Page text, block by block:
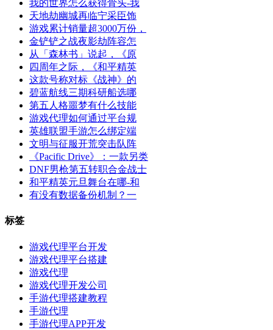
我的世界怎么获得骨头-我
天地劫幽城再临宁采臣饰
游戏累计销量超3000万份，
金铲铲之战夜影劫阵容怎
从「森林书」说起，《原
四周年之际，《和平精英
这款号称对标《战神》的
碧蓝航线三期科研船选哪
第五人格噩梦有什么技能
游戏代理如何通过平台规
英雄联盟手游怎么绑定端
文明与征服开荒突击队阵
《Pacific Drive》：一款另类
DNF男枪第五转职合金战士
和平精英元旦舞台在哪-和
有没有数据备份机制？一
标签
游戏代理平台开发
游戏代理平台搭建
游戏代理
游戏代理开发公司
手游代理搭建教程
手游代理
手游代理APP开发